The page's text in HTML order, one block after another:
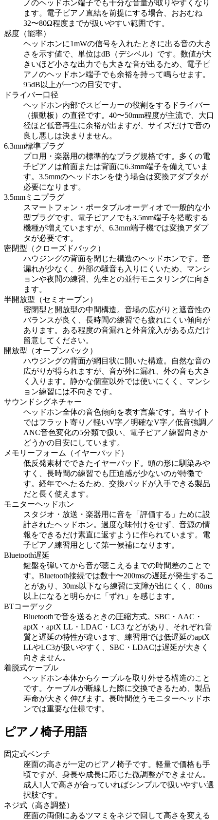
ノのヘッドホン端子でも十分な音量が取りやすくなり
ます。電子ピアノ直結を前提にする場合、おおむね
32〜80Ω程度までが扱いやすい範囲です。
感度（能率）
ヘッドホンに1mWの信号を入れたときに出る音の大き
さを示す値で、単位はdB（デシベル）です。数値が大
きいほど小さな出力でも大きな音が出るため、電子ピ
アノのヘッドホン端子でも余裕を持って鳴らせます。
95dB以上が一つの目安です。
ドライバー口径
ヘッドホン内部でスピーカーの役割をするドライバー
（振動板）の直径です。40〜50mm程度が主流で、大口
径ほど低音再生に余裕が出ますが、サイズだけで音の
良し悪しは決まりません。
6.3mm標準プラグ
プロ用・楽器用の標準的なプラグ規格です。多くの電
子ピアノは前面または背面に6.3mm端子を備えていま
す。3.5mmのヘッドホンを使う場合は変換アダプタが
必要になります。
3.5mmミニプラグ
スマートフォン・ポータブルオーディオで一般的な小
型プラグです。電子ピアノでも3.5mm端子を搭載する
機種が増えていますが、6.3mm端子機では変換アダプ
タが必要です。
密閉型（クローズドバック）
ハウジングの背面を閉じた構造のヘッドホンです。音
漏れが少なく、外部の騒音も入りにくいため、マンシ
ョンや夜間の練習、先生との並行モニタリングに向き
ます。
半開放型（セミオープン）
密閉型と開放型の中間構造。音場の広がりと遮音性の
バランスが良く、長時間の練習でも疲れにくい傾向が
あります。ある程度の音漏れと外音流入がある点だけ
留意してください。
開放型（オープンバック）
ハウジングの背面が網目状に開いた構造。自然な音の
広がりが得られますが、音が外に漏れ、外の音も大き
く入ります。静かな個室以外では使いにくく、マンシ
ョン練習には不向きです。
サウンドシグネチャー
ヘッドホン全体の音色傾向を表す言葉です。当サイト
ではフラット寄り／軽いV字／明確なV字／低音強調／
ANC音色変化の5分類で扱い、電子ピアノ練習向きか
どうかの目安にしています。
メモリーフォーム（イヤーパッド）
低反発素材でできたイヤーパッド。頭の形に馴染みや
すく、長時間の練習でも圧迫感が少ないのが特徴で
す。経年でへたるため、交換パッドが入手できる製品
だと長く使えます。
モニターヘッドホン
スタジオ・放送・楽器用に音を「評価する」ために設
計されたヘッドホン。過度な味付けをせず、音源の情
報をできるだけ素直に返すように作られています。電
子ピアノ練習用として第一候補になります。
Bluetooth遅延
鍵盤を弾いてから音が聴こえるまでの時間差のことで
す。Bluetooth接続では数十〜200msの遅延が発生するこ
とがあり、30ms以下なら練習に支障が出にくく、80ms
以上になると明らかに「ずれ」を感じます。
BTコーデック
Bluetoothで音を送るときの圧縮方式。SBC・AAC・
aptX・aptX LL・LDAC・LC3 などがあり、それぞれ音
質と遅延の特性が違います。練習用では低遅延のaptX
LLやLC3が扱いやすく、SBC・LDACは遅延が大きく
向きません。
着脱式ケーブル
ヘッドホン本体からケーブルを取り外せる構造のこと
です。ケーブルが断線した際に交換できるため、製品
寿命が大きく伸びます。長時間使うモニターヘッドホ
ンでは重要な仕様です。
ピアノ椅子用語
固定式ベンチ
座面の高さが一定のピアノ椅子です。軽量で価格も手
頃ですが、身長や成長に応じた微調整ができません。
成人1人で高さが合っていればシンプルで扱いやすい選
択肢です。
ネジ式（高さ調整）
座面の両側にあるツマミをネジで回して高さを変える